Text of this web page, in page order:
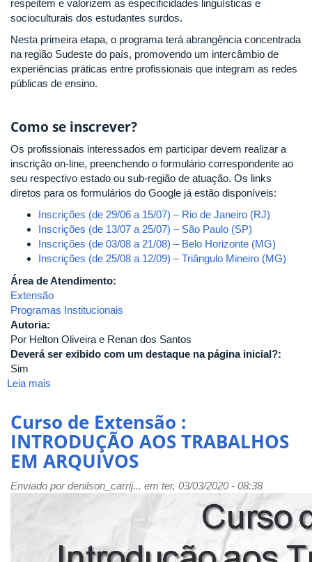
respeitem e valorizem as especificidades linguísticas e
socioculturais dos estudantes surdos.
Nesta primeira etapa, o programa terá abrangência concentrada
na região Sudeste do país, promovendo um intercâmbio de
experiências práticas entre profissionais que integram as redes
públicas de ensino.
Como se inscrever?
Os profissionais interessados em participar devem realizar a
inscrição on-line, preenchendo o formulário correspondente ao
seu respectivo estado ou sub-região de atuação. Os links
diretos para os formulários do Google já estão disponíveis:
Inscrições (de 29/06 a 15/07) – Rio de Janeiro (RJ)
Inscrições (de 13/07 a 25/07) – São Paulo (SP)
Inscrições (de 03/08 a 21/08) – Belo Horizonte (MG)
Inscrições (de 25/08 a 12/09) – Triângulo Mineiro (MG)
Área de Atendimento:
Extensão
Programas Institucionais
Autoria:
Por Helton Oliveira e Renan dos Santos
Deverá ser exibido com um destaque na página inicial?:
Sim
Leia mais
promove
curso
focado
na
Educação
Bilíngue
meio
Curso de Extensão :
INTRODUÇÃO AOS TRABALHOS
EM ARQUIVOS
Enviado pordenilson_carrij... em ter, 03/03/2020 - 08:38